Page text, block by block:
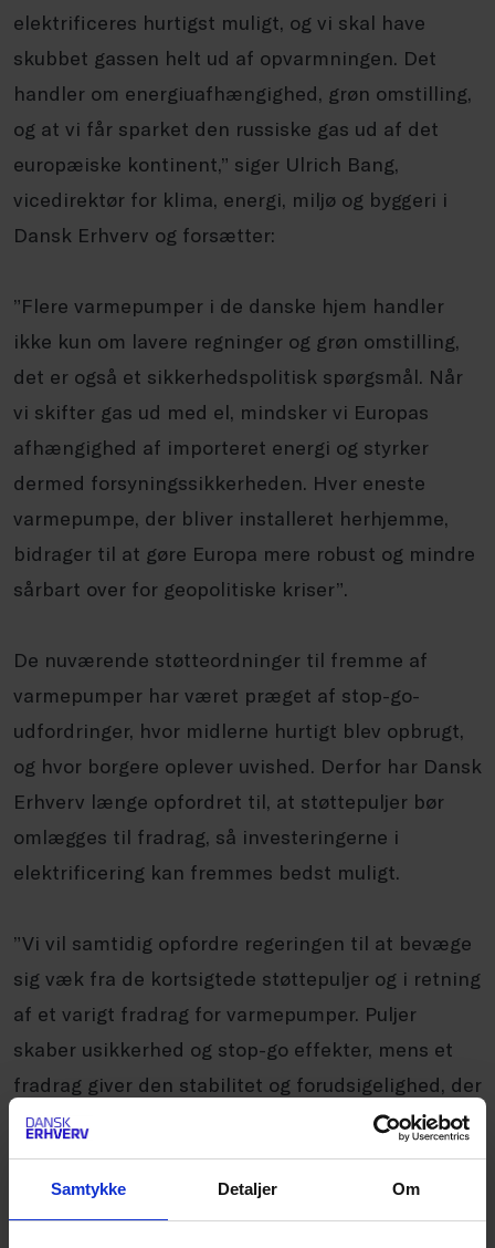
Samtykke Detaljer Om
elektrificeres hurtigst muligt, og vi skal have
skubbet gassen helt ud af opvarmningen. Det
handler om energiuafhængighed, grøn omstilling,
og at vi får sparket den russiske gas ud af det
europæiske kontinent,” siger Ulrich Bang,
vicedirektør for klima, energi, miljø og byggeri i
Dansk Erhverv og forsætter:
”Flere varmepumper i de danske hjem handler
ikke kun om lavere regninger og grøn omstilling,
det er også et sikkerhedspolitisk spørgsmål. Når
vi skifter gas ud med el, mindsker vi Europas
afhængighed af importeret energi og styrker
dermed forsyningssikkerheden. Hver eneste
varmepumpe, der bliver installeret herhjemme,
bidrager til at gøre Europa mere robust og mindre
sårbart over for geopolitiske kriser”.
De nuværende støtteordninger til fremme af
varmepumper har været præget af stop-go-
udfordringer, hvor midlerne hurtigt blev opbrugt,
og hvor borgere oplever uvished. Derfor har Dansk
Erhverv længe opfordret til, at støttepuljer bør
omlægges til fradrag, så investeringerne i
elektrificering kan fremmes bedst muligt.
”Vi vil samtidig opfordre regeringen til at bevæge
sig væk fra de kortsigtede støttepuljer og i retning
af et varigt fradrag for varmepumper. Puljer
skaber usikkerhed og stop-go effekter, mens et
fradrag giver den stabilitet og forudsigelighed, der
skal til for at fremme investeringerne i
elektrificering. Et fradrag er simpelthen langt
mere effektivt end puljer,” siger Ulrich Bang.